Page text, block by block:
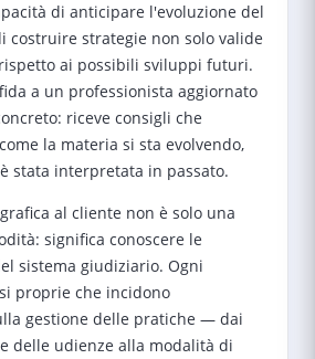
di anticipare l'evoluzione del
costruire strategie non solo valide
ai possibili sviluppi futuri.
a un professionista aggiornato
riceve consigli che
la materia si sta evolvendo,
stata interpretata in passato.
al cliente non è solo una
significa conoscere le
sistema giudiziario. Ogni
proprie che incidono
gestione delle pratiche — dai
delle udienze alla modalità di